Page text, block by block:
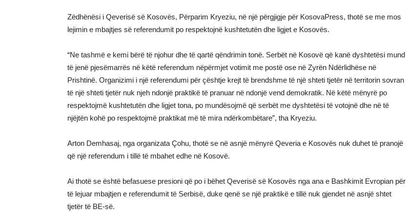
Zëdhënësi i Qeverisë së Kosovës, Përparim Kryeziu, në një përgjigje për KosovaPress, thotë se me mos
lejimin e mbajtjes së referendumit po respektojnë kushtetutën dhe ligjet e Kosovës.
“Ne tashmë e kemi bërë të njohur dhe të qartë qëndrimin tonë. Serbët në Kosovë që kanë dyshtetësi mund
të jenë pjesëmarrës në këtë referendum nëpërmjet votimit me postë ose në Zyrën Ndërlidhëse në
Prishtinë. Organizimi i një referendumi për çështje krejt të brendshme të një shteti tjetër në territorin sovran
të një shteti tjetër nuk njeh ndonjë praktikë të pranuar në ndonjë vend demokratik. Në këtë mënyrë po
respektojmë kushtetutën dhe ligjet tona, po mundësojmë që serbët me dyshtetësi të votojnë dhe në të
njëjtën kohë po respektojmë praktikat më të mira ndërkombëtare”, tha Kryeziu.
Arton Demhasaj, nga organizata Çohu, thotë se në asnjë mënyrë Qeveria e Kosovës nuk duhet të pranojë
që një referendum i tillë të mbahet edhe në Kosovë.
Ai thotë se është befasuese presioni që po i bëhet Qeverisë së Kosovës nga ana e Bashkimit Evropian për
të lejuar mbajtjen e referendumit të Serbisë, duke qenë se një praktikë e tillë nuk gjendet në asnjë shtet
tjetër të BE-së.